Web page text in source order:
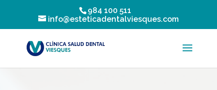
984 100 511
info@esteticadentalviesques.com